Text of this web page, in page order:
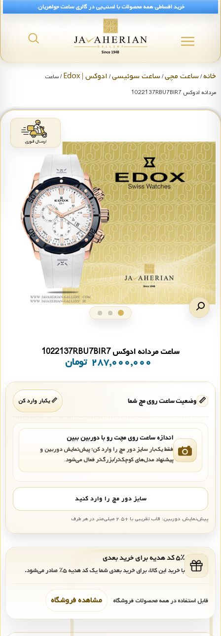
خرید اقساطی همه محصولات با اسنپ‌پی در گالری ساعت جواهریان.
خانه/ساعت مچی/ساعت سوئیسی/ ادوکس | Edox
/ ساعت
مردانه ادوکس 1022137RBU7BIR7
ساعت مردانه ادوکس 1022137RBU7BIR7
۲۸۷,۰۰۰,۰۰۰ تومان
📏 وضعیت ساعت روی مچ شما 📏 یکبار وارد کن
اندازه ساعت روی مچت رو با دوربین ببین
فقط یک‌بار سایز دور مچ را وارد کن؛ پیش‌نمایش دوربین و
پیشنهاد مدل‌های کوچک‌تر/بزرگ‌تر فعال می‌شود.
سایز دور مچ را وارد کنید
پیش‌نمایش دوربین: قاب تقریبی با +۲.۵ میلی‌متر در هر طرف
۵٪ کد هدیه برای خرید بعدی
با خرید این کالا، برای خرید بعدی شما یک کد هدیه۵٪ صادر می‌شود.
قابل استفاده در همه محصولات فروشگاه مشاهده فروشگاه